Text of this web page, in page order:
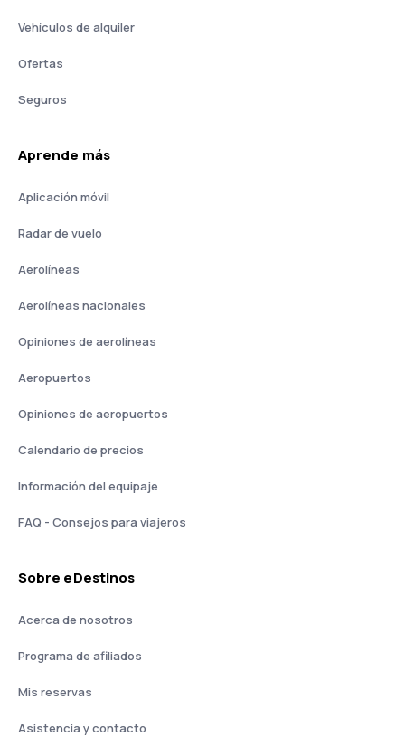
Vehículos de alquiler
Ofertas
Seguros
Aprende más
Aplicación móvil
Radar de vuelo
Aerolíneas
Aerolíneas nacionales
Opiniones de aerolíneas
Aeropuertos
Opiniones de aeropuertos
Calendario de precios
Información del equipaje
FAQ - Consejos para viajeros
Sobre eDestinos
Acerca de nosotros
Programa de afiliados
Mis reservas
Asistencia y contacto